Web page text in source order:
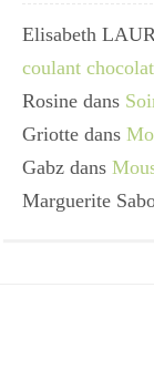
Elisabeth
coulant chocolat
Rosine dans
Griotte dans
Gabz dans
Marguerite